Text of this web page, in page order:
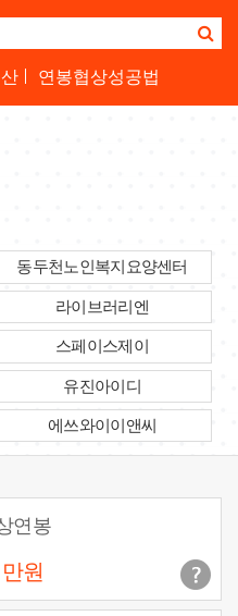
연봉협상성공법
동두천노인복지요양센터
라이브러리엔
스페이스제이
유진아이디
에쓰와이이앤씨
연봉
만원